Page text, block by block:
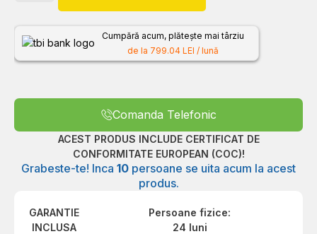
Cumpără acum, plătește mai târziu
de la 799.04 LEI / lună
Comanda Telefonic
ACEST PRODUS INCLUDE CERTIFICAT DE
CONFORMITATE EUROPEAN (COC)!
Grabeste-te! Inca 10 persoane se uita acum la acest
produs.
GARANTIE
INCLUSA
Persoane fizice:
24 luni